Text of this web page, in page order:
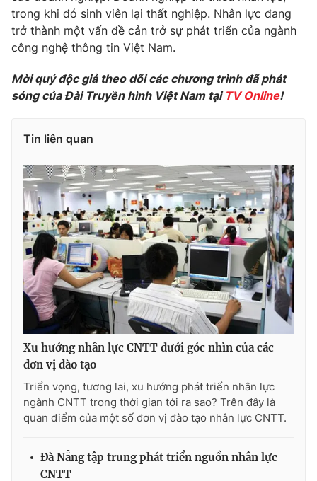
Hitech Công nghệ tương lai
Sản phẩm
Thị trường
Tư vấn
Giao lưu trực tuyến
Emagazine
Photo Infographic
Video Shorts video
VTV Money VTV Thể thao
VTV Sức khoẻ Bất động sản
Thị trường 24h Tấm lòng Việt
VTV4 Vươn mình bằng AI
Liên hệ tòa soạn
trong khi đó sinh viên lại thất nghiệp. Nhân lực đang
trở thành một vấn đề cản trở sự phát triển của ngành
công nghệ thông tin Việt Nam.
Mời quý độc giả theo dõi các chương trình đã phát
sóng của Đài Truyền hình Việt Nam tại TV Online!
Tin liên quan
Xu hướng nhân lực CNTT dưới góc nhìn của các
đơn vị đào tạo
Triển vọng, tương lai, xu hướng phát triển nhân lực
ngành CNTT trong thời gian tới ra sao? Trên đây là
quan điểm của một số đơn vị đào tạo nhân lực CNTT.
Đà Nẵng tập trung phát triển nguồn nhân lực
CNTT